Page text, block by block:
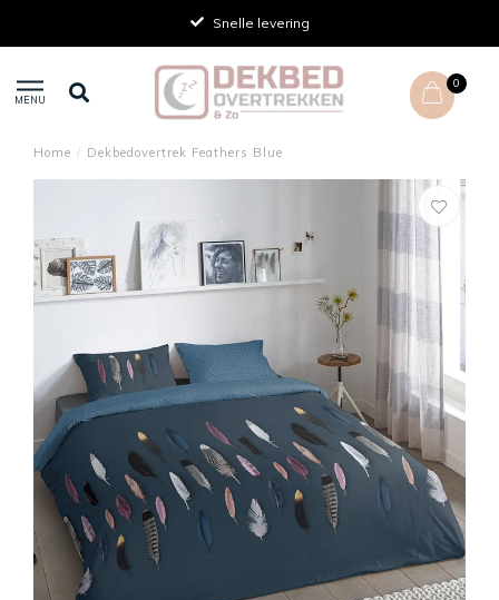
Snelle levering
MENU
0
Home / Dekbedovertrek Feathers Blue